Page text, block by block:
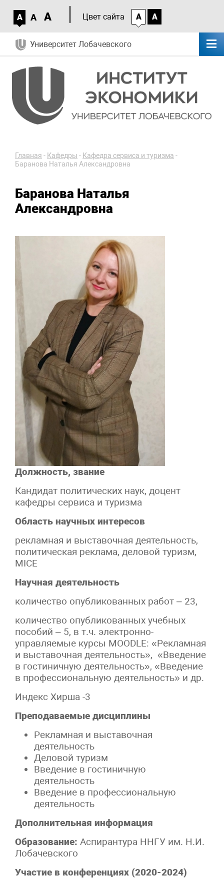
A A A Цвет сайта A A
Университет Лобачевского
Главная - Кафедры - Кафедра сервиса и туризма -
Баранова Наталья Александровна
Баранова Наталья
Александровна
Должность, звание
Кандидат политических наук, доцент
кафедры сервиса и туризма
Область научных интересов
рекламная и выставочная деятельность,
политическая реклама, деловой туризм,
MICE
Научная деятельность
количество опубликованных работ – 23,
количество опубликованных учебных
пособий – 5, в т.ч. электронно-
управляемые курсы MOODLE: «Рекламная
и выставочная деятельность», «Введение
в гостиничную деятельность», «Введение
в профессиональную деятельность» и др.
Индекс Хирша -3
Преподаваемые дисциплины
Рекламная и выставочная
деятельность
Деловой туризм
Введение в гостиничную
деятельность
Введение в профессиональную
деятельность
Дополнительная информация
Образование: Аспирантура ННГУ им. Н.И.
Лобачевского
Участие в конференциях (2020-2024)